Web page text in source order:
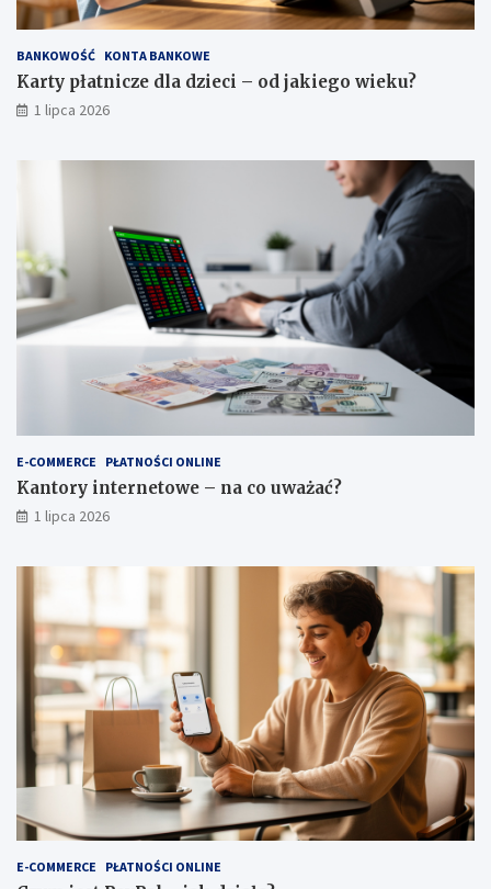
BANKOWOŚĆ KONTA BANKOWE
Karty płatnicze dla dzieci – od jakiego wieku?
1 lipca 2026
E-COMMERCE PŁATNOŚCI ONLINE
Kantory internetowe – na co uważać?
1 lipca 2026
E-COMMERCE PŁATNOŚCI ONLINE